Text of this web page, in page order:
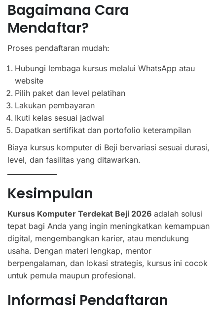
Bagaimana Cara
Mendaftar?
Proses pendaftaran mudah:
Hubungi lembaga kursus melalui WhatsApp atau
website
Pilih paket dan level pelatihan
Lakukan pembayaran
Ikuti kelas sesuai jadwal
Dapatkan sertifikat dan portofolio keterampilan
Biaya kursus komputer di Beji bervariasi sesuai durasi,
level, dan fasilitas yang ditawarkan.
Kesimpulan
Kursus Komputer Terdekat Beji 2026 adalah solusi
tepat bagi Anda yang ingin meningkatkan kemampuan
digital, mengembangkan karier, atau mendukung
usaha. Dengan materi lengkap, mentor
berpengalaman, dan lokasi strategis, kursus ini cocok
untuk pemula maupun profesional.
Informasi Pendaftaran